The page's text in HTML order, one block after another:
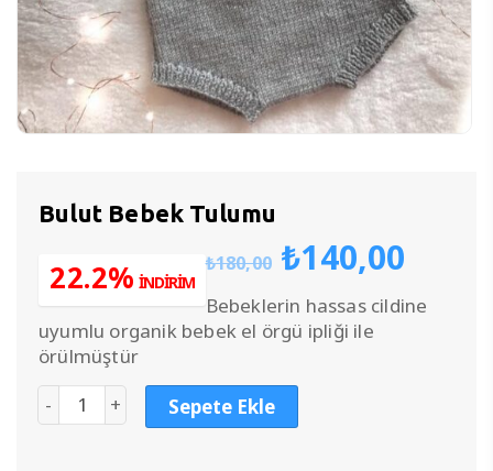
Bulut Bebek Tulumu
₺180,00 Orijinal
fiyat:
₺180,00.
₺140,00
22.2% İNDİRİM
Bebeklerin hassas cildine
uyumlu organik bebek el örgü ipliği ile
örülmüştür
Sepete Ekle